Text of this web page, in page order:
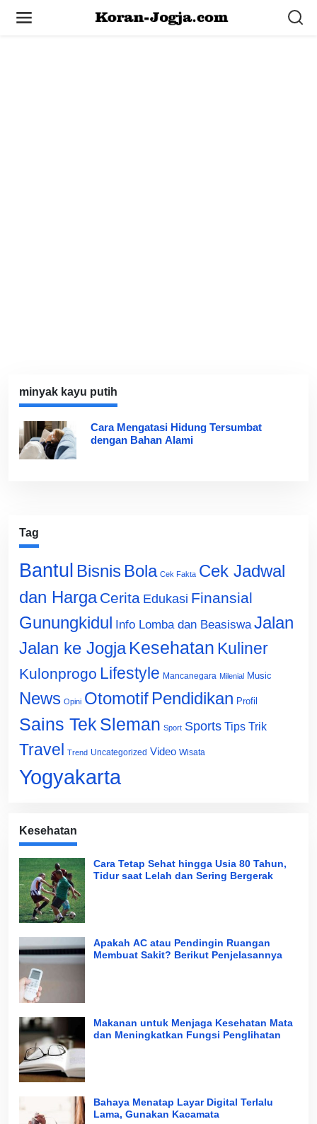
minyak kayu putih
Cara Mengatasi Hidung Tersumbat
dengan Bahan Alami
Tag
Bantul Bisnis Bola Cek Fakta Cek Jadwal
dan Harga Cerita Edukasi Finansial
Gunungkidul Info Lomba dan Beasiswa Jalan
Jalan ke Jogja Kesehatan Kuliner
Kulonprogo Lifestyle Mancanegara Milenial Music
News Opini Otomotif Pendidikan Profil
Sains Tek Sleman Sport Sports Tips Trik
Travel Trend Uncategorized Video Wisata
Yogyakarta
Kesehatan
Cara Tetap Sehat hingga Usia 80 Tahun,
Tidur saat Lelah dan Sering Bergerak
Apakah AC atau Pendingin Ruangan
Membuat Sakit? Berikut Penjelasannya
Makanan untuk Menjaga Kesehatan Mata
dan Meningkatkan Fungsi Penglihatan
Bahaya Menatap Layar Digital Terlalu
Lama, Gunakan Kacamata